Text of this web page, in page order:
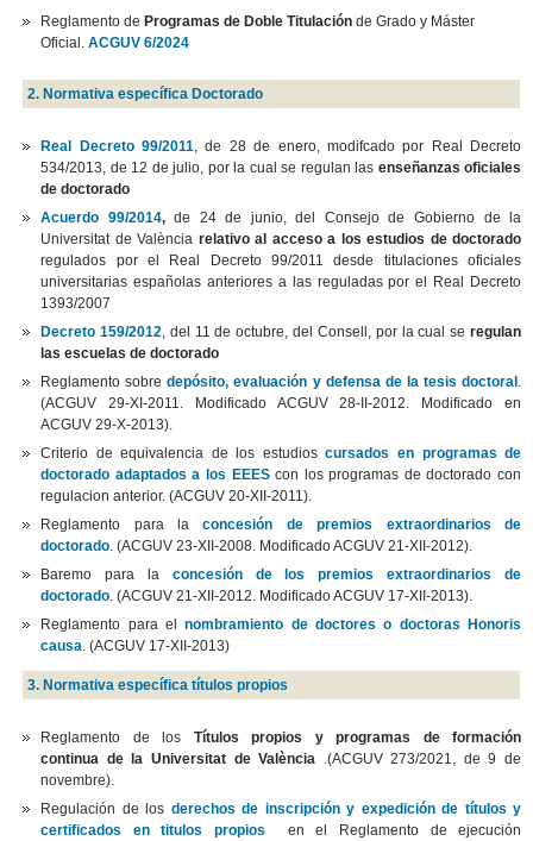
Reglamento de Programas de Doble Titulación de Grado y Máster
Oficial.ACGUV 6/2024
2. Normativa específica Doctorado
Real Decreto 99/2011, de 28 de enero, modifcado por Real Decreto
534/2013, de 12 de julio, por la cual se regulan las enseñanzas oficiales
de doctorado
Acuerdo 99/2014,de 24 de junio, del Consejo de Gobierno de la
Universitat de València relativo al acceso a los estudios de doctorado
regulados por el Real Decreto 99/2011 desde titulaciones oficiales
universitarias españolas anteriores a las reguladas por el Real Decreto
1393/2007
Decreto 159/2012, del 11 de octubre, del Consell, por la cual seregulan
las escuelas de doctorado
Reglamento sobredepósito, evaluación y defensa de la tesis doctoral .
(ACGUV 29-XI-2011. Modificado ACGUV 28-II-2012. Modificado en
ACGUV 29-X-2013).
Criterio de equivalencia de los estudioscursados en programas de
doctorado adaptados a los EEEScon los programas de doctorado con
regulacion anterior. (ACGUV 20-XII-2011).
Reglamento para laconcesión de premios extraordinarios de
doctorado. (ACGUV 23-XII-2008. Modificado ACGUV 21-XII-2012).
Baremo para la concesión de los premios extraordinarios de
doctorado. (ACGUV 21-XII-2012. Modificado ACGUV 17-XII-2013).
Reglamento para elnombramiento de doctores o doctoras Honoris
causa. (ACGUV 17-XII-2013)
3. Normativa específica títulos propios
Reglamento de los Títulos propios y programas de formación
continua de la Universitat de València .(ACGUV 273/2021, de 9 de
novembre).
Regulación de los derechos de inscripción y expedición de títulos y
certificados en titulos propios
en el Reglamento de ejecución